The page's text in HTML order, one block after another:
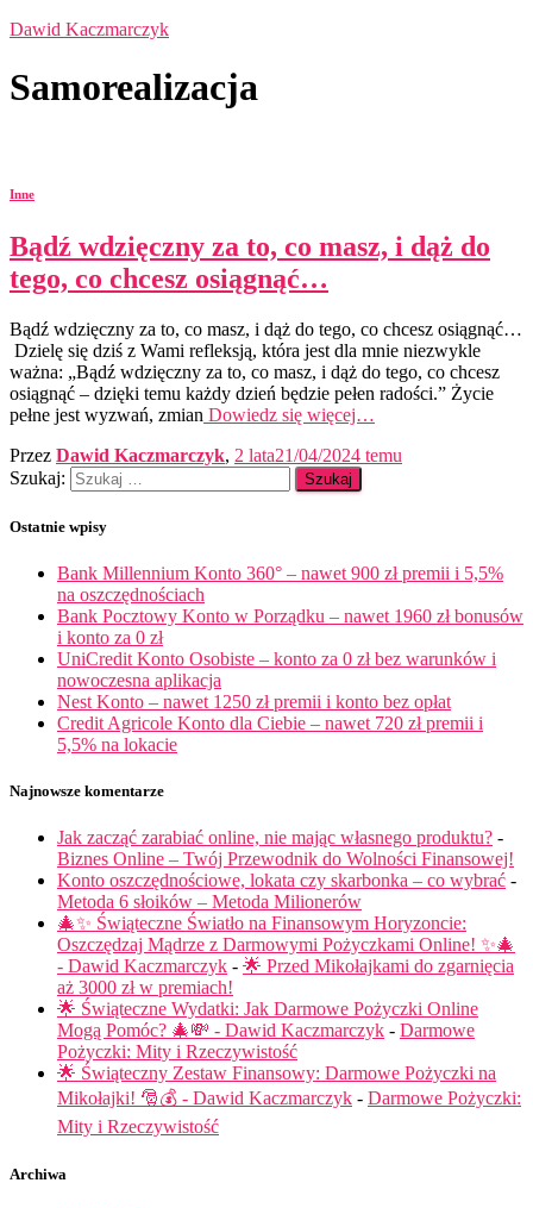
Dawid Kaczmarczyk
Samorealizacja
Inne
Bądź wdzięczny za to, co masz, i dąż do
tego, co chcesz osiągnąć…
Bądź wdzięczny za to, co masz, i dąż do tego, co chcesz osiągnąć…
Dzielę się dziś z Wami refleksją, która jest dla mnie niezwykle
ważna: „Bądź wdzięczny za to, co masz, i dąż do tego, co chcesz
osiągnąć – dzięki temu każdy dzień będzie pełen radości.” Życie
pełne jest wyzwań, zmian Dowiedz się więcej…
Przez Dawid Kaczmarczyk, 2 lata21/04/2024 temu
Szukaj:
Ostatnie wpisy
Bank Millennium Konto 360° – nawet 900 zł premii i 5,5%
na oszczędnościach
Bank Pocztowy Konto w Porządku – nawet 1960 zł bonusów
i konto za 0 zł
UniCredit Konto Osobiste – konto za 0 zł bez warunków i
nowoczesna aplikacja
Nest Konto – nawet 1250 zł premii i konto bez opłat
Credit Agricole Konto dla Ciebie – nawet 720 zł premii i
5,5% na lokacie
Najnowsze komentarze
Jak zacząć zarabiać online, nie mając własnego produktu? -
Biznes Online – Twój Przewodnik do Wolności Finansowej!
Konto oszczędnościowe, lokata czy skarbonka – co wybrać -
Metoda 6 słoików – Metoda Milionerów
🎄✨ Świąteczne Światło na Finansowym Horyzoncie:
Oszczędzaj Mądrze z Darmowymi Pożyczkami Online! ✨🎄
- Dawid Kaczmarczyk - 🌟 Przed Mikołajkami do zgarnięcia
aż 3000 zł w premiach!
🌟 Świąteczne Wydatki: Jak Darmowe Pożyczki Online
Mogą Pomóc? 🎄💸 - Dawid Kaczmarczyk - Darmowe
Pożyczki: Mity i Rzeczywistość
🌟 Świąteczny Zestaw Finansowy: Darmowe Pożyczki na
Mikołajki! 🎅💰 - Dawid Kaczmarczyk - Darmowe Pożyczki:
Mity i Rzeczywistość
Archiwa